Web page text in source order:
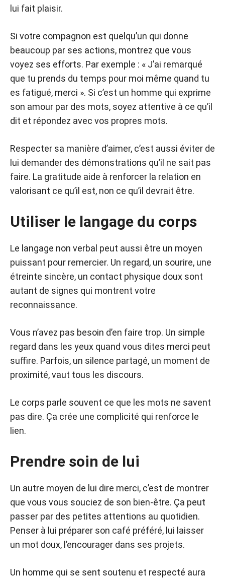
lui fait plaisir.
Si votre compagnon est quelqu’un qui donne
beaucoup par ses actions, montrez que vous
voyez ses efforts. Par exemple : « J’ai remarqué
que tu prends du temps pour moi même quand tu
es fatigué, merci ». Si c’est un homme qui exprime
son amour par des mots, soyez attentive à ce qu’il
dit et répondez avec vos propres mots.
Respecter sa manière d’aimer, c’est aussi éviter de
lui demander des démonstrations qu’il ne sait pas
faire. La gratitude aide à renforcer la relation en
valorisant ce qu’il est, non ce qu’il devrait être.
Utiliser le langage du corps
Le langage non verbal peut aussi être un moyen
puissant pour remercier. Un regard, un sourire, une
étreinte sincère, un contact physique doux sont
autant de signes qui montrent votre
reconnaissance.
Vous n’avez pas besoin d’en faire trop. Un simple
regard dans les yeux quand vous dites merci peut
suffire. Parfois, un silence partagé, un moment de
proximité, vaut tous les discours.
Le corps parle souvent ce que les mots ne savent
pas dire. Ça crée une complicité qui renforce le
lien.
Prendre soin de lui
Un autre moyen de lui dire merci, c’est de montrer
que vous vous souciez de son bien-être. Ça peut
passer par des petites attentions au quotidien.
Penser à lui préparer son café préféré, lui laisser
un mot doux, l’encourager dans ses projets.
Un homme qui se sent soutenu et respecté aura